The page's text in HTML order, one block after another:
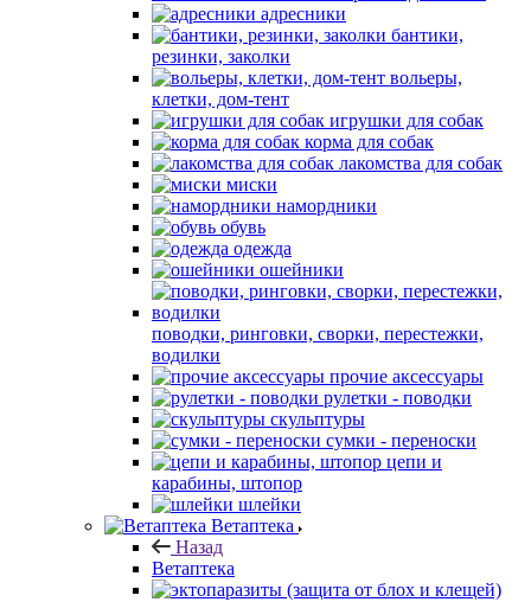
адресники
бантики,
резинки, заколки
вольеры,
клетки, дом-тент
игрушки для собак
корма для собак
лакомства для собак
миски
намордники
обувь
одежда
ошейники
поводки, ринговки, сворки, перестежки,
водилки
прочие аксессуары
рулетки - поводки
скульптуры
сумки - переноски
цепи и
карабины, штопор
шлейки
Ветаптека
Назад
Ветаптека